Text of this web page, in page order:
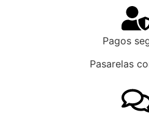
Pagos
Pasarelas